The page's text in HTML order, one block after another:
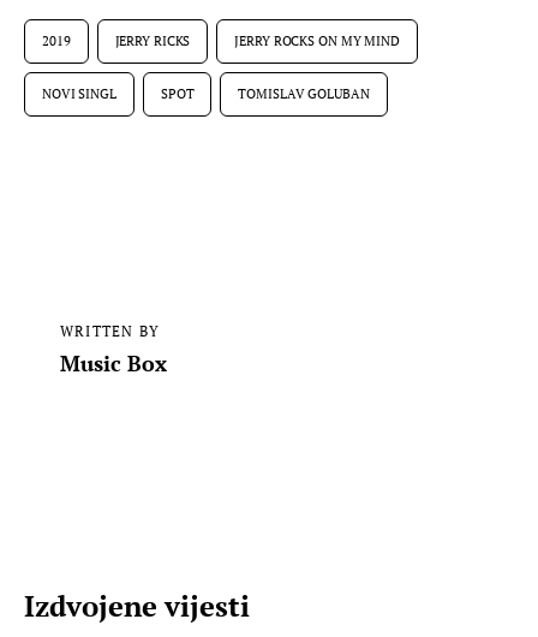
2019 JERRY RICKS JERRY ROCKS ON MY MIND
NOVI SINGL SPOT TOMISLAV GOLUBAN
WRITTEN BY
Music Box
Izdvojene vijesti